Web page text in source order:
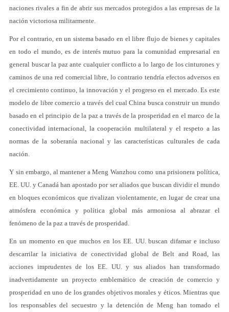
naciones rivales a fin de abrir sus mercados protegidos a las empresas de la
nación victoriosa militarmente.
Por el contrario, en un sistema basado en el libre flujo de bienes y capitales
en todo el mundo, es de interés mutuo para la comunidad empresarial en
general buscar la paz ante cualquier conflicto a lo largo de los cinturones y
caminos de una red comercial libre, lo contrario tendría efectos adversos en
el crecimiento continuo, la innovación y el progreso en el mercado. Es este
modelo de libre comercio a través del cual China busca construir un mundo
basado en el principio de la paz a través de la prosperidad en el marco de la
conectividad internacional, la cooperación multilateral y el respeto a las
normas de la soberanía nacional y las características culturales de cada
nación.
Y sin embargo, al mantener a Meng Wanzhou como una prisionera política,
EE. UU. y Canadá han apostado por ser aliados que buscan dividir el mundo
en bloques económicos que rivalizan violentamente, en lugar de crear una
atmósfera económica y política global más armoniosa al abrazar el
fenómeno de la paz a través de prosperidad.
En un momento en que muchos en los EE. UU. buscan difamar e incluso
descarrilar la iniciativa de conectividad global de Belt and Road, las
acciones imprudentes de los EE. UU. y sus aliados han transformado
inadvertidamente un proyecto emblemático de creación de comercio y
prosperidad en uno de los grandes objetivos morales y éticos. Mientras que
los responsables del secuestro y la detención de Meng han tomado el